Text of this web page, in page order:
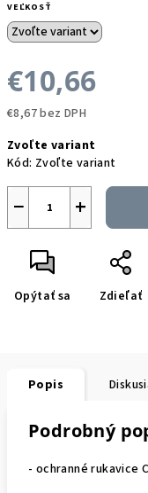
VEĽKOSŤ
€10,66
€8,67 bez DPH
cena:
Zvoľte variant
Kód: Zvoľte variant
+
−
Opýtať sa Zdieľať
Popis
Podrobný
- ochranné rukavice